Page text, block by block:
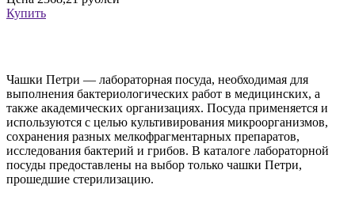
Купить
Чашки Петри — лабораторная посуда, необходимая для
выполнения бактериологических работ в медицинских, а
также академических организациях. Посуда применяется и
используются с целью культивирования микроорганизмов,
сохранения разных мелкофрагментарных препаратов,
исследования бактерий и грибов. В каталоге лабораторной
посуды предоставлены на выбор только чашки Петри,
прошедшие стерилизацию.